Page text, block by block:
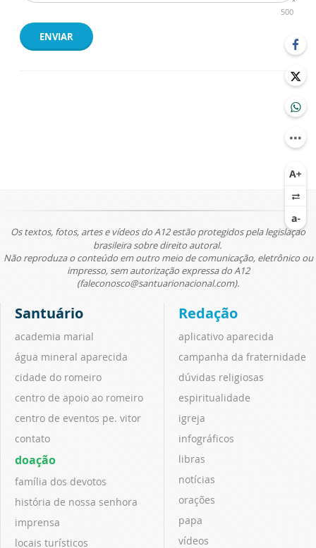
500
ENVIAR
Os textos, fotos, artes e vídeos do A12 estão protegidos pela legislação
brasileira sobre direito autoral.
Não reproduza o conteúdo em outro meio de comunicação, eletrônico ou
impresso, sem autorização expressa do A12
(faleconosco@santuarionacional.com).
Santuário
academia marial
água mineral aparecida
cidade do romeiro
centro de apoio ao romeiro
centro de eventos pe. vitor
contato
doação
família dos devotos
história de nossa senhora
imprensa
locais turísticos
Redação
aplicativo aparecida
campanha da fraternidade
dúvidas religiosas
espiritualidade
igreja
infográficos
libras
notícias
orações
papa
vídeos